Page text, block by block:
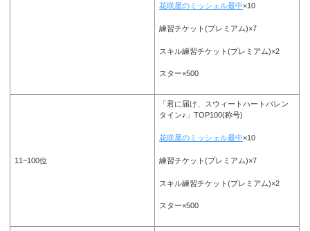
花咲屋のミッシェル最中×10
練習チケット(プレミアム)×7
スキル練習チケット(プレミアム)×2
スター×500
11~100位
「君に届け、スウィートハートバレン
タイン♪」TOP100(称号)
花咲屋のミッシェル最中×10
練習チケット(プレミアム)×7
スキル練習チケット(プレミアム)×2
スター×500